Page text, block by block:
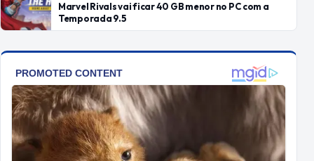
Marvel Rivals vai ficar 40 GB menor no PC com a
Temporada 9.5